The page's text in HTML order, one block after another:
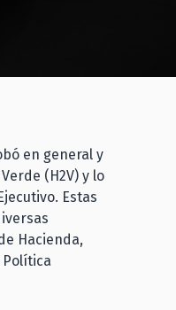
en general y
(H2V) y lo
Estas
Hacienda,
Política